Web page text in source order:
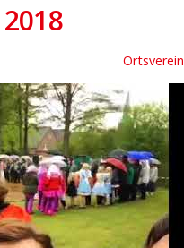
Ortsverein